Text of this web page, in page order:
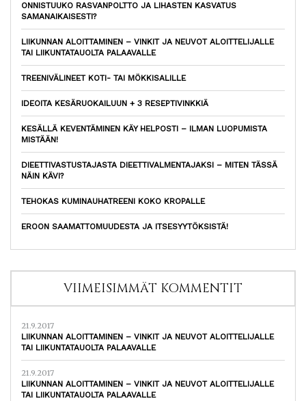
ONNISTUUKO RASVANPOLTTO JA LIHASTEN KASVATUS
SAMANAIKAISESTI?
LIIKUNNAN ALOITTAMINEN – VINKIT JA NEUVOT ALOITTELIJALLE
TAI LIIKUNTATAUOLTA PALAAVALLE
TREENIVÄLINEET KOTI- TAI MÖKKISALILLE
IDEOITA KESÄRUOKAILUUN + 3 RESEPTIVINKKIÄ
KESÄLLÄ KEVENTÄMINEN KÄY HELPOSTI – ILMAN LUOPUMISTA
MISTÄÄN!
DIEETTIVASTUSTAJASTA DIEETTIVALMENTAJAKSI – MITEN TÄSSÄ
NÄIN KÄVI?
TEHOKAS KUMINAUHATREENI KOKO KROPALLE
EROON SAAMATTOMUUDESTA JA ITSESYYTÖKSISTÄ!
VIIMEISIMMÄT KOMMENTIT
21.9.2017
LIIKUNNAN ALOITTAMINEN – VINKIT JA NEUVOT ALOITTELIJALLE
TAI LIIKUNTATAUOLTA PALAAVALLE
21.9.2017
LIIKUNNAN ALOITTAMINEN – VINKIT JA NEUVOT ALOITTELIJALLE
TAI LIIKUNTATAUOLTA PALAAVALLE